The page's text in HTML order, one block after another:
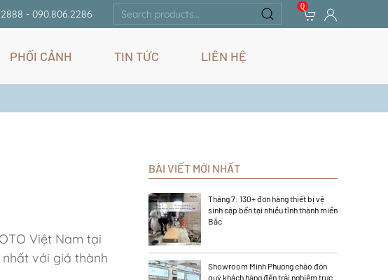
- 090.806.2286
Search
for:
0
PHỐI CẢNH TIN TỨC LIÊN HỆ
Việt Nam tại
với giá thành
BÀI VIẾT MỚI NHẤT
Tháng 7: 130+ đơn hàng thiết bị vệ
sinh cập bến tại nhiều tỉnh thành miền
Bắc
Showroom Minh Phương chào đón
quý khách hàng đến trải nghiệm trực